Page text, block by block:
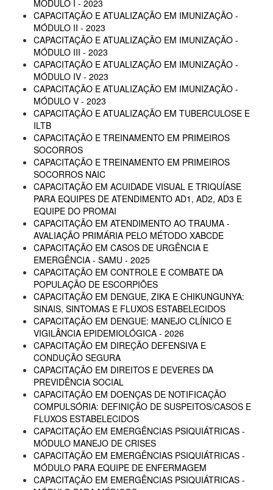
MÓDULO I - 2023
CAPACITAÇÃO E ATUALIZAÇÃO EM IMUNIZAÇÃO -
MÓDULO II - 2023
CAPACITAÇÃO E ATUALIZAÇÃO EM IMUNIZAÇÃO -
MÓDULO III - 2023
CAPACITAÇÃO E ATUALIZAÇÃO EM IMUNIZAÇÃO -
MÓDULO IV - 2023
CAPACITAÇÃO E ATUALIZAÇÃO EM IMUNIZAÇÃO -
MÓDULO V - 2023
CAPACITAÇÃO E ATUALIZAÇÃO EM TUBERCULOSE E
ILTB
CAPACITAÇÃO E TREINAMENTO EM PRIMEIROS
SOCORROS
CAPACITAÇÃO E TREINAMENTO EM PRIMEIROS
SOCORROS NAIC
CAPACITAÇÃO EM ACUIDADE VISUAL E TRIQUÍASE
PARA EQUIPES DE ATENDIMENTO AD1, AD2, AD3 E
EQUIPE DO PROMAI
CAPACITAÇÃO EM ATENDIMENTO AO TRAUMA -
AVALIAÇÃO PRIMÁRIA PELO MÉTODO XABCDE
CAPACITAÇÃO EM CASOS DE URGÊNCIA E
EMERGÊNCIA - SAMU - 2025
CAPACITAÇÃO EM CONTROLE E COMBATE DA
POPULAÇÃO DE ESCORPIÕES
CAPACITAÇÃO EM DENGUE, ZIKA E CHIKUNGUNYA:
SINAIS, SINTOMAS E FLUXOS ESTABELECIDOS
CAPACITAÇÃO EM DENGUE: MANEJO CLÍNICO E
VIGILÂNCIA EPIDEMIOLÓGICA - 2026
CAPACITAÇÃO EM DIREÇÃO DEFENSIVA E
CONDUÇÃO SEGURA
CAPACITAÇÃO EM DIREITOS E DEVERES DA
PREVIDÊNCIA SOCIAL
CAPACITAÇÃO EM DOENÇAS DE NOTIFICAÇÃO
COMPULSÓRIA: DEFINIÇÃO DE SUSPEITOS/CASOS E
FLUXOS ESTABELECIDOS
CAPACITAÇÃO EM EMERGÊNCIAS PSIQUIÁTRICAS -
MÓDULO MANEJO DE CRISES
CAPACITAÇÃO EM EMERGÊNCIAS PSIQUIÁTRICAS -
MÓDULO PARA EQUIPE DE ENFERMAGEM
CAPACITAÇÃO EM EMERGÊNCIAS PSIQUIÁTRICAS -